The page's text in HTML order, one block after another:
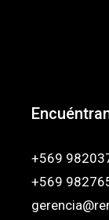
+569
+569